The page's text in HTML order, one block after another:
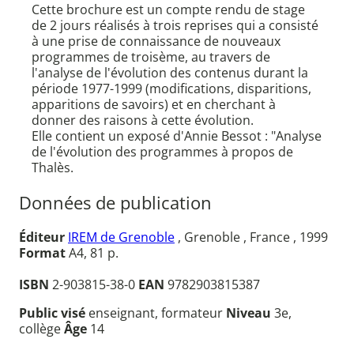
Cette brochure est un compte rendu de stage
de 2 jours réalisés à trois reprises qui a consisté
à une prise de connaissance de nouveaux
programmes de troisème, au travers de
l'analyse de l'évolution des contenus durant la
période 1977-1999 (modifications, disparitions,
apparitions de savoirs) et en cherchant à
donner des raisons à cette évolution.
Elle contient un exposé d'Annie Bessot : "Analyse
de l'évolution des programmes à propos de
Thalès.
Données de publication
Éditeur IREM de Grenoble , Grenoble , France , 1999
FormatA4, 81 p.
ISBN 2-903815-38-0 EAN 9782903815387
Public visé enseignant, formateur Niveau 3e,
collègeÂge 14